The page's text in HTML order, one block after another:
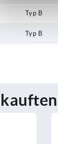
Typ B
Typ B